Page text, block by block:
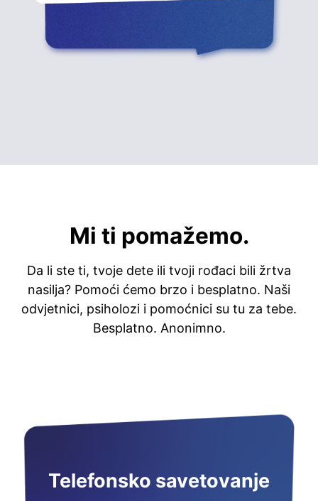
Mi ti pomažemo.
Da li ste ti, tvoje dete ili tvoji rođaci bili žrtva
nasilja? Pomoći ćemo brzo i besplatno. Naši
odvjetnici, psiholozi i pomoćnici su tu za tebe.
Besplatno. Anonimno.
Telefonsko savetovanje